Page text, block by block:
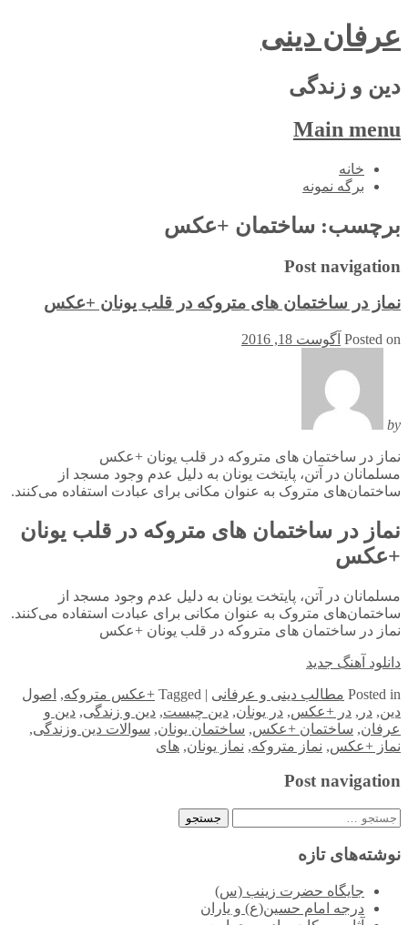
عرفان دینی
دین و زندگی
Main menu
Skip
خانه
برگه نمونه
برچسب: ساختمان +عکس
Post navigation
نماز در ساختمان های متروکه در قلب یونان +عکس
Posted on آگوست 18, 2016
by
نماز در ساختمان های متروکه در قلب یونان +عکس
مسلمانان در آتن، پایتخت یونان به دلیل عدم وجود مسجد از
ساختمان‌های متروک به عنوان مکانی برای عبادت استفاده می‌کنند.
نماز در ساختمان های متروکه در قلب یونان
+عکس
مسلمانان در آتن، پایتخت یونان به دلیل عدم وجود مسجد از
ساختمان‌های متروک به عنوان مکانی برای عبادت استفاده می‌کنند.
نماز در ساختمان های متروکه در قلب یونان +عکس
دانلود آهنگ جدید
Posted in مطالب دینی و عرفانی |
Tagged +عکس متروکه, اصول
دین, در , در +عکس, در یونان, دین چیست, دین و زندگی, دین و
عرفان, ساختمان +عکس, ساختمان یونان, سوالات دین وزندگی,
نماز +عکس, نماز متروکه, نماز یونان, های
Post navigation
جستجو
نوشته‌های تازه
جایگاه حضرت زینب (س)
درجه امام حسین(ع) و یاران